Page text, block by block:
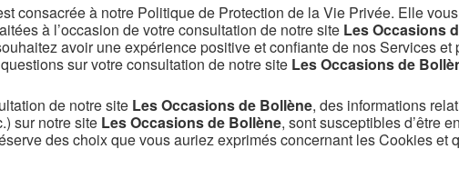
consacrée à notre Politique de Protection de la Vie Privée. Elle
à l’occasion de votre consultation de notre site Les Occasions
avoir une expérience positive et confiante de nos Services
sur votre consultation de notre site Les Occasions de
de notre site Les Occasions de Bollène, des informations
sur notre site Les Occasions de Bollène, sont susceptibles d’être
des choix que vous auriez exprimés concernant les Cookies et